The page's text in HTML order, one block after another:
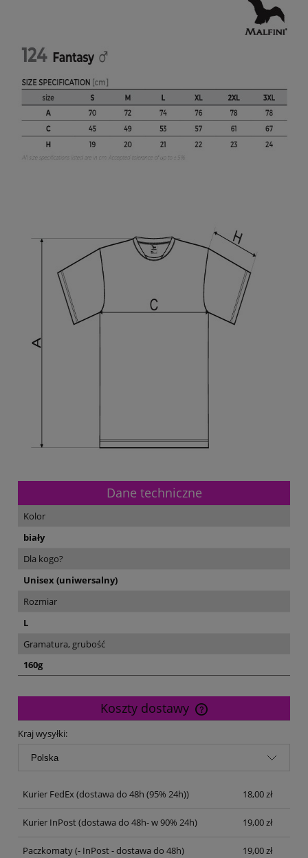
Dane techniczne
Kolor
biały
Dla kogo?
Unisex (uniwersalny)
Rozmiar
L
Gramatura, grubość
160g
Koszty dostawy
Cena nie zawiera ewentualnych kosztów płatności
Kraj wysyłki:
Kurier FedEx(dostawa do 48h (95% 24h)) 18,00 zł
Kurier InPost(dostawa do 48h- w 90% 24h) 19,00 zł
Paczkomaty(- InPost - dostawa do 48h) 19,00 zł